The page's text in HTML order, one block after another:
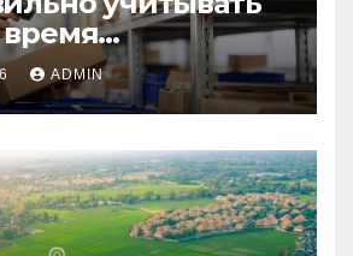
время
советы для
ADMIN